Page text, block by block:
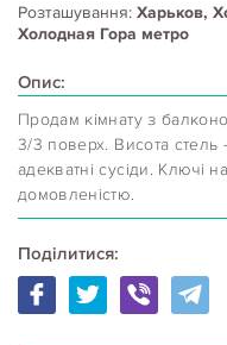
Розташування: Харьков,
Холодная Гора метро
Опис:
Продам кімнату з
3/3 поверх. Висота
адекватні сусіди. Ключі
домовленістю.
Поділитися: